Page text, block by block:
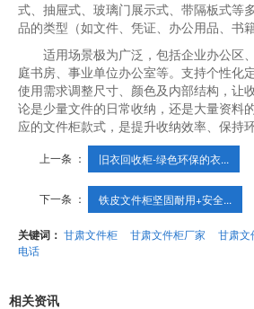
式、抽屉式、玻璃门展示式、带隔板式等
品的类型（如文件、凭证、办公用品、书
适用场景极为广泛，包括企业办公区
庭书房、事业单位办公室等。支持个性化
使用需求调整尺寸、颜色及内部结构，让
论是少量文件的日常收纳，还是大量资料
应的文件柜款式，是提升收纳效率、保持
上一条 ： 旧衣回收柜-绿色环保的衣...
下一条 ： 铁皮文件柜坚固耐用+安全...
关键词： 甘肃文件柜 甘肃文件柜厂家 甘肃文
电话
相关资讯